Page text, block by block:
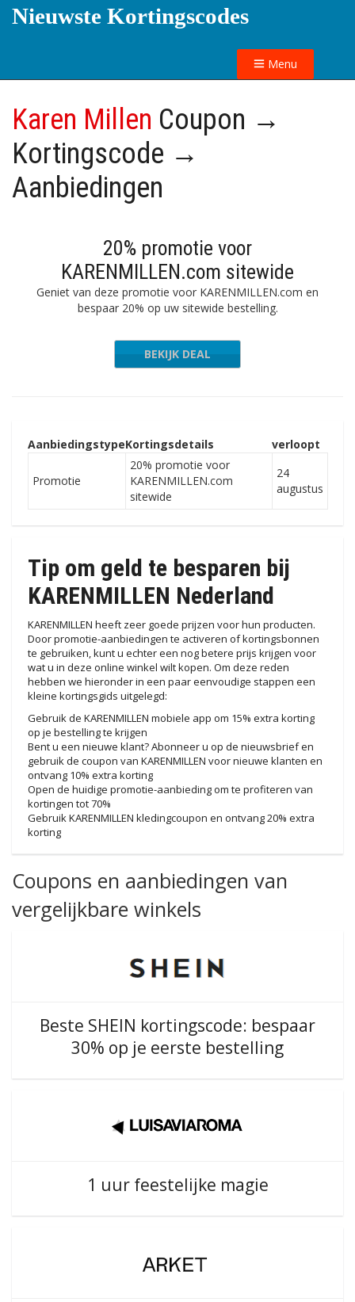
Nieuwste Kortingscodes
Menu
Karen Millen Coupon →
Kortingscode →
Aanbiedingen
20% promotie voor
KARENMILLEN.com sitewide
Geniet van deze promotie voor KARENMILLEN.com en
bespaar 20% op uw sitewide bestelling.
BEKIJK DEAL
AanbiedingstypeKortingsdetails verloopt
Promotie
20% promotie voor
KARENMILLEN.com
sitewide
24
augustus
Tip om geld te besparen bij
KARENMILLEN Nederland
KARENMILLEN heeft zeer goede prijzen voor hun producten.
Door promotie-aanbiedingen te activeren of kortingsbonnen
te gebruiken, kunt u echter een nog betere prijs krijgen voor
wat u in deze online winkel wilt kopen. Om deze reden
hebben we hieronder in een paar eenvoudige stappen een
kleine kortingsgids uitgelegd:
Gebruik de KARENMILLEN mobiele app om 15% extra korting
op je bestelling te krijgen
Bent u een nieuwe klant? Abonneer u op de nieuwsbrief en
gebruik de coupon van KARENMILLEN voor nieuwe klanten en
ontvang 10% extra korting
Open de huidige promotie-aanbieding om te profiteren van
kortingen tot 70%
Gebruik KARENMILLEN kledingcoupon en ontvang 20% ​​extra
korting
Coupons en aanbiedingen van
vergelijkbare winkels
Beste SHEIN kortingscode: bespaar
30% op je eerste bestelling
1 uur feestelijke magie